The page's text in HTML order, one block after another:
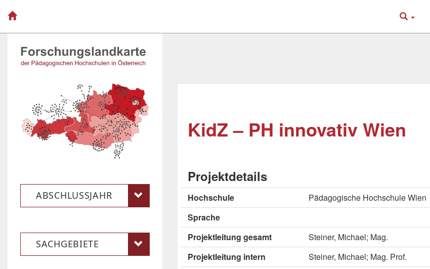
KidZ – PH innovativ Wien
Projektdetails
Hochschule
Pädagogische Hochschule Wien
Sprache
Projektleitung gesamt
Steiner, Michael; Mag.
Projektleitung intern
Steiner, Michael; Mag. Prof.
ABSCHLUSSJAHR
SACHGEBIETE